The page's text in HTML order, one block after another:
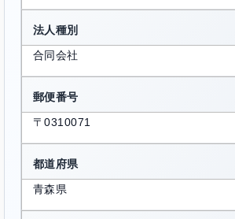
法人種別
合同会社
郵便番号
〒0310071
都道府県
青森県